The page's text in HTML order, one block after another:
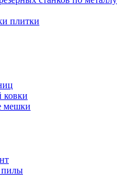
плитки
ковки
мешки
пилы